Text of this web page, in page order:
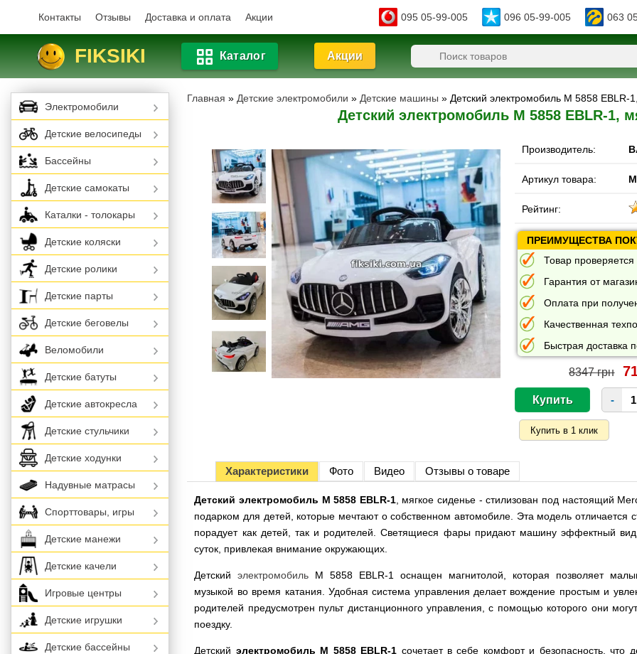
Контакты Отзывы Доставка и оплата Акции 095 05-99-005 096 05-99-005 063
FIKSIKI Каталог Акции
Главная » Детские электромобили » Детские машины » Детский электромобиль M 5858 EBLR-
Детский электромобиль M 5858 EBLR-1,
Производитель:
Артикул товара:
Рейтинг:
ПРЕИМУЩЕСТВА
Товар
Гарантия от
Оплата при
Качественная
Быстрая доставка
8347 грн
-
Характеристики Фото Видео Отзывы о товаре
Детский электромобиль M 5858 EBLR-1, мягкое сиденье - стилизован под настоящий
подарком для детей, которые мечтают о собственном автомобиле. Эта модель отличается
порадует как детей, так и родителей. Светящиеся фары придают машину эффектный
суток, привлекая внимание окружающих.
Детскийэлектромобиль M 5858 EBLR-1 оснащен магнитолой, которая позволяет
музыкой во время катания. Удобная система управления делает вождение простым и
родителей предусмотрен пульт дистанционного управления, с помощью которого они
поездку.
Детский электромобиль M 5858 EBLR-1 сочетает в себе комфорт и безопасность, что
Электромобили
Детские велосипеды
Бассейны
Детские самокаты
Каталки - толокары
Детские коляски
Детские ролики
Детские парты
Детские беговелы
Веломобили
Детские батуты
Детские автокресла
Детские стульчики
Детские ходунки
Надувные матрасы
Спорттовары, игры
Детские манежи
Детские качели
Игровые центры
Детские игрушки
Детские бассейны